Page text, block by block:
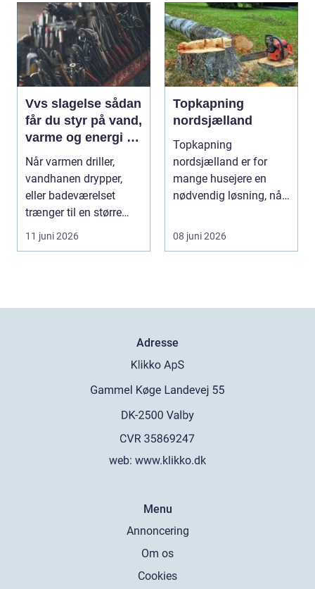
Vvs slagelse sådan
får du styr på vand,
varme og energi i
din bolig
Når varmen driller,
vandhanen drypper,
eller badeværelset
trænger til en større
renovering, er en dy...
11 juni 2026
Topkapning
nordsjælland
Topkapning
nordsjælland er for
mange husejere en
nødvendig løsning, når
mørke, ut...
08 juni 2026
Adresse
web: www.klikko.dk
Menu
Annoncering
Om os
Cookies